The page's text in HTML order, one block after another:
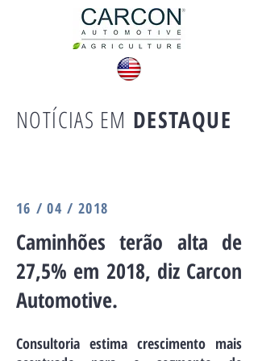
NOTÍCIAS EM DESTAQUE
16 / 04 / 2018
Caminhões terão alta de
27,5% em 2018, diz Carcon
Automotive.
Consultoria estima crescimento mais